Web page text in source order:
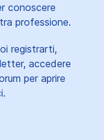
conoscere
professione.
registrarti,
accedere
per aprire